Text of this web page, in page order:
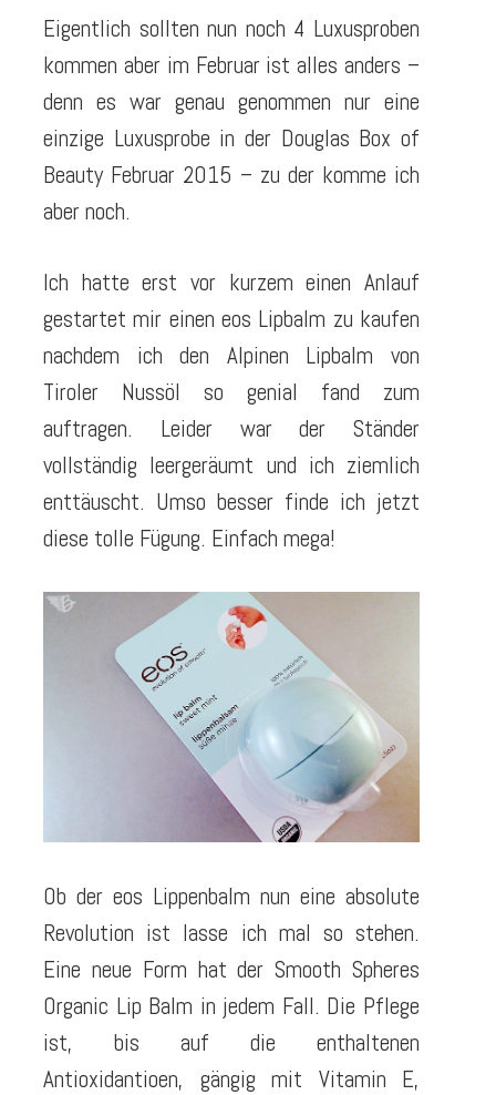
Eigentlich sollten nun noch 4 Luxusproben
kommen aber im Februar ist alles anders –
denn es war genau genommen nur eine
einzige Luxusprobe in der Douglas Box of
Beauty Februar 2015 – zu der komme ich
aber noch.
Ich hatte erst vor kurzem einen Anlauf
gestartet mir einen eos Lipbalm zu kaufen
nachdem ich den Alpinen Lipbalm von
Tiroler Nussöl so genial fand zum
auftragen. Leider war der Ständer
vollständig leergeräumt und ich ziemlich
enttäuscht. Umso besser finde ich jetzt
diese tolle Fügung. Einfach mega!
Ob der eos Lippenbalm nun eine absolute
Revolution ist lasse ich mal so stehen.
Eine neue Form hat der Smooth Spheres
Organic Lip Balm in jedem Fall. Die Pflege
ist, bis auf die enthaltenen
Antioxidantioen, gängig mit Vitamin E,